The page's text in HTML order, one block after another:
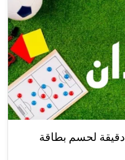
ديربي الشمال 90 دقيقة لحسم بطاقة